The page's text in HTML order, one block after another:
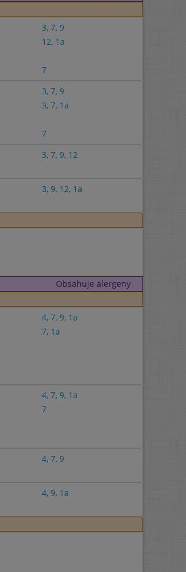
3, 7, 9
12, 1a
7
3, 7, 9
3, 7, 1a
7
3, 7, 9, 12
3, 9, 12, 1a
Obsahuje alergeny
4, 7, 9, 1a
7, 1a
4, 7, 9, 1a
7
4, 7, 9
4, 9, 1a